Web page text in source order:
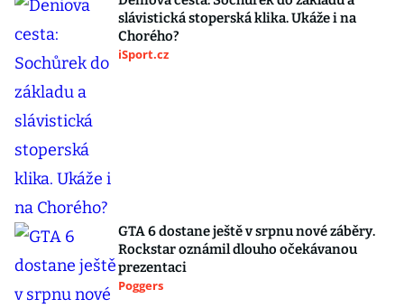
slávistická stoperská klika. Ukáže i na
Chorého?
iSport.cz
GTA 6 dostane ještě v srpnu nové záběry.
Rockstar oznámil dlouho očekávanou
prezentaci
Poggers